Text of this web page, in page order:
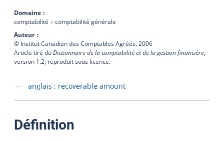
Domaine
comptabilité
comptabilité générale
Auteur
© Institut Canadien des Comptables Agréés, 2006
Article tiré duDictionnaire de la comptabilité et de la gestion financière,
version 1.2, reproduit sous licence.
Accéder à la fiche en
anglais : recoverable amount
Définition